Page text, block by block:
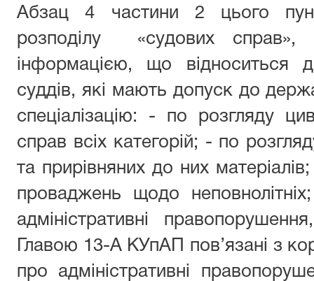
Абзац 4 частини 2 цього
розподілу «судових справ»,
інформацією, що відноситься
суддів, які мають допуск до
спеціалізацію: - по розгляду
справ всіх категорій; - по
та прирівняних до них
проваджень щодо
адміністративні
Главою 13-А КУпАП пов’язані з
про адміністративні